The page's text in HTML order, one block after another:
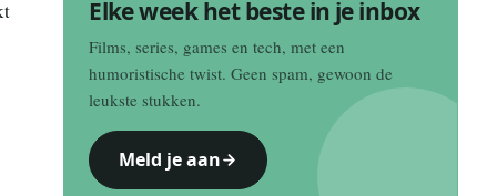
Elke week het beste in je inbox
Films, series, games en tech, met een
humoristische twist. Geen spam, gewoon de
leukste stukken.
Meld je aan